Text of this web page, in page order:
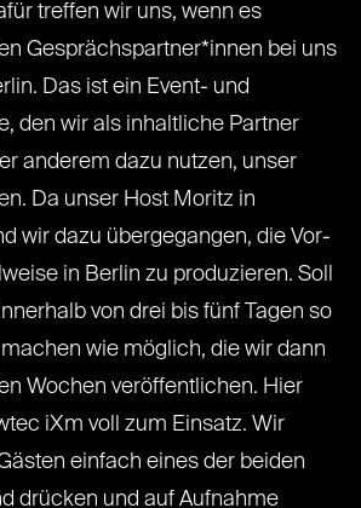
treffen wir uns, wenn es
Gesprächspartner*innen bei uns
Das ist ein Event- und
den wir als inhaltliche Partner
anderem dazu nutzen, unser
Da unser Host Moritz in
wir dazu übergegangen, die Vor-
in Berlin zu produzieren. Soll
von drei bis fünf Tagen so
wie möglich, die wir dann
Wochen veröffentlichen. Hier
iXm voll zum Einsatz. Wir
einfach eines der beiden
drücken und auf Aufnahme